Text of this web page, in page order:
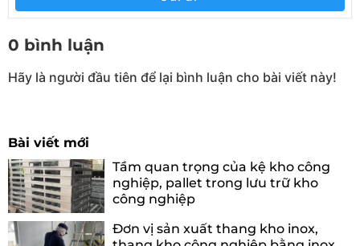
0 bình luận
Hãy là người đầu tiên để lại bình luận cho bài viết này!
Bài viết mới
Tầm quan trọng của kệ kho công
nghiệp, pallet trong lưu trữ kho
công nghiệp
Đơn vị sản xuất thang kho inox,